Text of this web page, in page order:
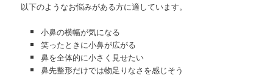
以下のようなお悩みがある方に適しています。
小鼻の横幅が気になる
笑ったときに小鼻が広がる
鼻を全体的に小さく見せたい
鼻先整形だけでは物足りなさを感じそう